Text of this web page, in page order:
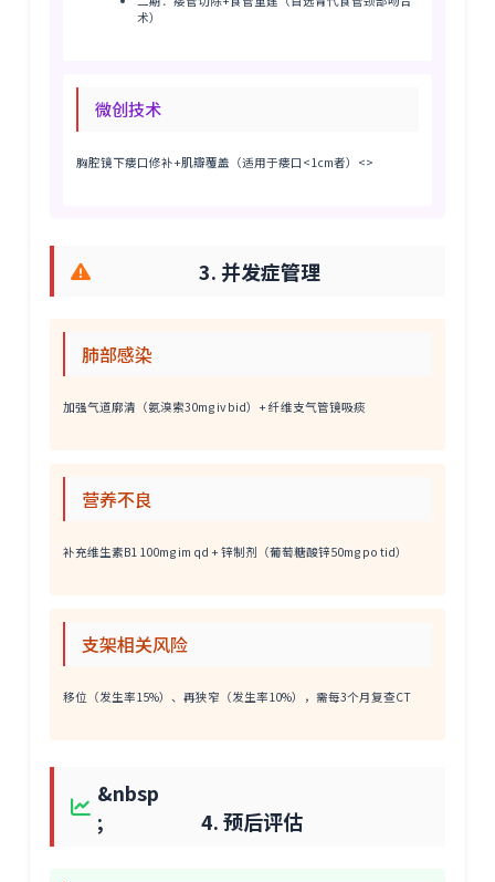
术）
微创技术
胸腔镜下瘘口修补+肌瓣覆盖（适用于瘘口<1cm者）<>
3. 并发症管理
肺部感染
加强气道廓清（氨溴索30mg iv bid）+ 纤维支气管镜吸痰
营养不良
补充维生素B1 100mg im qd + 锌制剂（葡萄糖酸锌50mg po tid）
支架相关风险
移位（发生率15%）、再狭窄（发生率10%），需每3个月复查CT
&nbsp
; 4. 预后评估